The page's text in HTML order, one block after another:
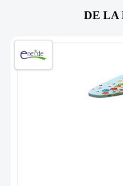
DE LA